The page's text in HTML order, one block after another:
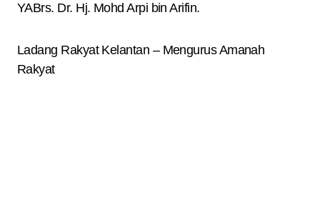
YABrs. Dr. Hj. Mohd Arpi bin Arifin.
Ladang Rakyat Kelantan – Mengurus Amanah
Rakyat